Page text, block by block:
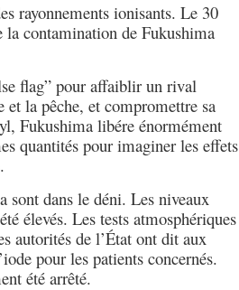
rayonnements ionisants. Le 30
la contamination de Fukushima
flag” pour affaiblir un rival
la pêche, et compromettre sa
Fukushima libére énormément
quantités pour imaginer les effets
sont dans le déni. Les niveaux
élevés. Les tests atmosphériques
autorités de l’État ont dit aux
pour les patients concernés.
été arrêté.